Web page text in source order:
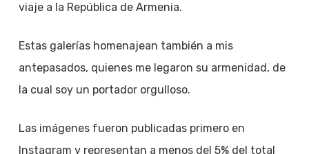
viaje a la República de Armenia.
Estas galerías homenajean también a mis
antepasados, quienes me legaron su armenidad, de
la cual soy un portador orgulloso.
Las imágenes fueron publicadas primero en
Instagram y representan a menos del 5% del total